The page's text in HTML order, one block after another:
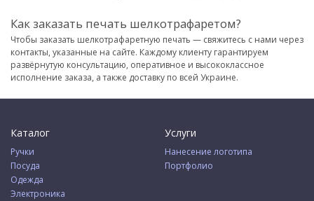
Как заказать печать шелкотрафаретом?
Чтобы заказать шелкотрафаретную печать — свяжитесь с нами через
контакты, указанные на сайте. Каждому клиенту гарантируем
развёрнутую консультацию, оперативное и высококлассное
исполнение заказа, а также доставку по всей Украине.
Каталог
Ручки
Посуда
Одежда
Электроника
Услуги
Нанесение логотипа
Портфолио